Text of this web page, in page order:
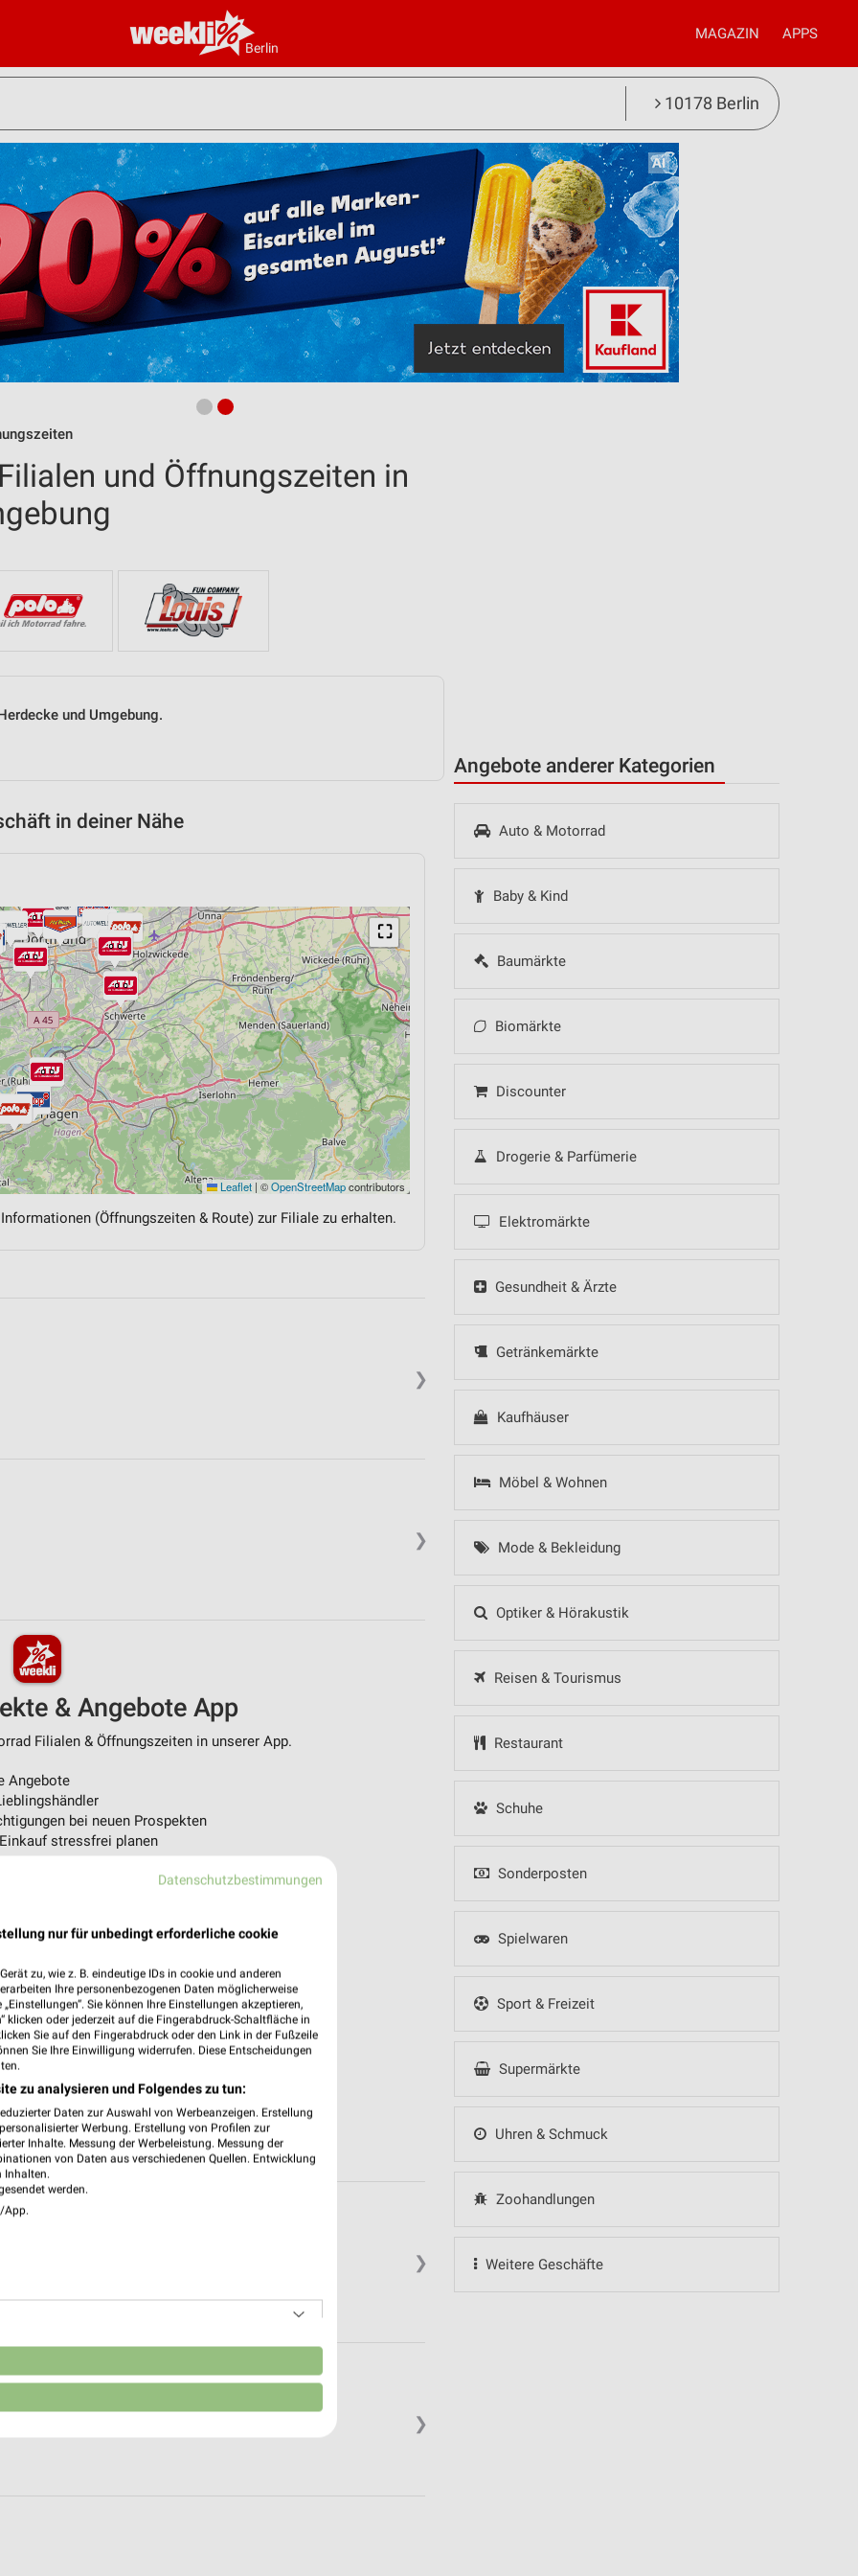
Berlin
MAGAZIN APPS
10178 Berlin
Angebote anderer Kategorien
Auto & Motorrad
Baby & Kind
Baumärkte
Biomärkte
Discounter
Drogerie & Parfümerie
Elektromärkte
Gesundheit & Ärzte
Getränkemärkte
Kaufhäuser
Möbel & Wohnen
Mode & Bekleidung
Optiker & Hörakustik
Reisen & Tourismus
Restaurant
Schuhe
Sonderposten
Spielwaren
Sport & Freizeit
Supermärkte
Uhren & Schmuck
Zoohandlungen
Weitere Geschäfte
und Öffnungszeiten in
und Umgebung.
in deiner Nähe
⛶
Leaflet | ©OpenStreetMapcontributors
(Öffnungszeiten & Route) zur Filiale zu erhalten.
❯
❯
& Angebote App
Filialen & Öffnungszeiten in unserer App.
Angebote
bei neuen Prospekten
stressfrei planen
jetzt laden oder QR-Code scannen.
❯
❯
Datenschutzbestimmungen
nur für unbedingt erforderliche cookie
zu, wie z. B. eindeutige IDs in cookie und anderen
Ihre personenbezogenen Daten möglicherweise
Sie können Ihre Einstellungen akzeptieren,
klicken oder jederzeit auf die Fingerabdruck-Schaltfläche in
Sie auf den Fingerabdruck oder den Link in der Fußzeile
Sie Ihre Einwilligung widerrufen. Diese Entscheidungen
zu analysieren und Folgendes zu tun:
Daten zur Auswahl von Werbeanzeigen. Erstellung
Werbung. Erstellung von Profilen zur
Inhalte. Messung der Werbeleistung. Messung der
von Daten aus verschiedenen Quellen. Entwicklung
Inhalten.
werden.
App.